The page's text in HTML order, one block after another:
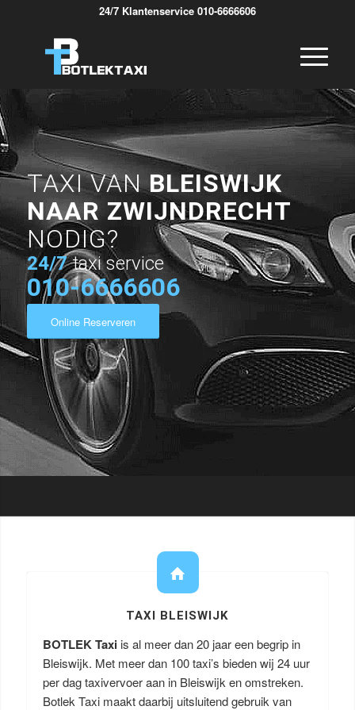
24/7 Klantenservice 010-6666606
TAXI VANBLEISWIJK
NAAR ZWIJNDRECHT
NODIG?
24/7 taxi service
010-6666606
Online Reserveren
TAXI BLEISWIJK
BOTLEK Taxi is al meer dan 20 jaar een begrip in
Bleiswijk. Met meer dan 100 taxi’s bieden wij 24 uur
per dag taxivervoer aan in Bleiswijk en omstreken.
Botlek Taxi maakt daarbij uitsluitend gebruik van